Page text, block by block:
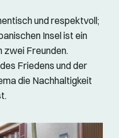
und respektvoll;
Insel ist ein
zwei Freunden.
Friedens und der
die Nachhaltigkeit